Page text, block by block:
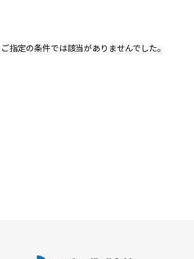
ご指定の条件では該当がありませんでした。